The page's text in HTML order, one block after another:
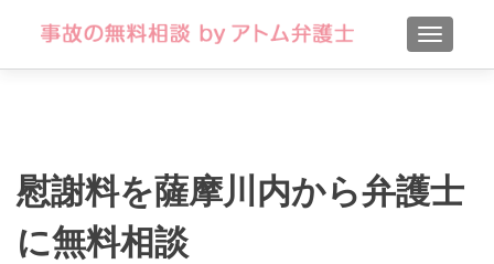
慰謝料を薩摩川内から弁護士
に無料相談